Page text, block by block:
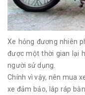
Xe hỏng đương nhiên
được một thời gian lại
người sử dụng.
Chính vì vậy, nên mua
xe đảm bảo, lắp ráp